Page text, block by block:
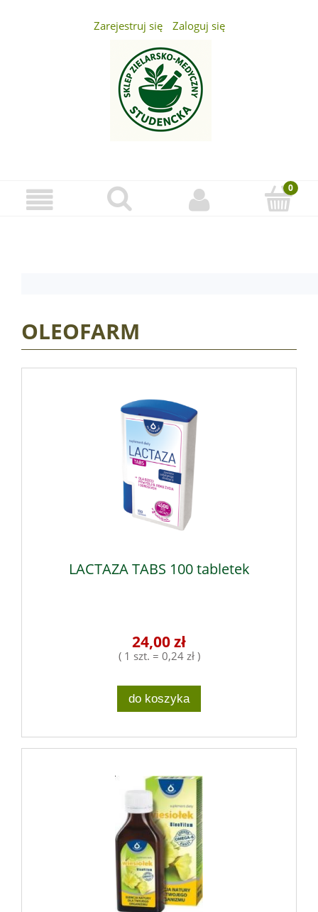
Zarejestruj się Zaloguj się
OLEOFARM
LACTAZA TABS 100 tabletek
24,00 zł
( 1 szt. = 0,24 zł )
do koszyka